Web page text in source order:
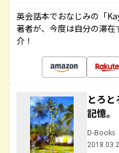
英会話本でおなじみの「
著者が、今度は自分の滞
介！
とろ
記憶
D-Books